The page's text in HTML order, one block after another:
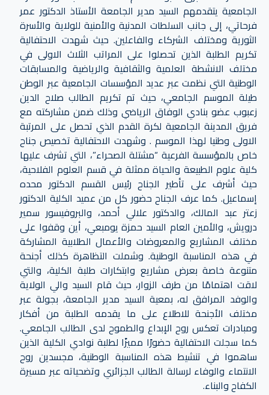
الجامعية يتقدمهم السيد مدير الجامعة الأستاذ الدكتور عمر
فرحاتي، إلى جانب السلطات المدنية والأمنية للولاية والأسرة
الثورية ومختلف الشركاء والفاعلين. حيث شهدت الاحتفالية
تكريم الطلبة الذين تحصلوا على المراتب الثلاث الاولى في
مختلف الانشطة العلمية والثقافية والرياضية والمسابقات
الوطنية التي نظمت عبر عديد المؤسسات الجامعية عبر الوطن
طيلة الموسم الجامعي، حيث تم تكريم الطالب صلاح الدين
زعبوب عضو بنادي الوفاق الرياضي وذلك ضمن مشاركته مع
فريق المدينة الجامعية لكرة القدم الذي تحصل على المرتبة
الاولى وطنيا لهذا الموسم . وشهدت الاحتفالية تخصيص جناح
خاص بالمؤسسة الفرعية “مشتلة الصحراء”، التي تشرف عليها
كلية علوم الطبيعة والحياة ممثلة في قسم العلوم الفلاحية،
حيث أشرف على تأطير الجناح رئيس القسم الدكتور محده
إسماعيل. كما عرف الجناح حضور كل من عميد الكلية الدكتور
زعتر عبد المالك، والدكتور علالي أحمد، والبروفيسور سمير
درويش، والأمين العام السيد حمزة يومبعي، أين وقفوا على
مختلف المشاريع والمعروضات والأعمال الطلابية المشاركة
في هذه المناسبة الوطنية. وشملت التظاهرة كذلك أجنحة
متنوعة خاصة بعرض مشاريع وابتكارات طلبة الكلية، والتي
لاقت اهتمامًا من طرف الزوار، حيث قام السيد والي الولاية
والوفد المرافق له، بمعية السيد مدير الجامعة، بجولة عبر
مختلف الأجنحة للاطلاع على ما يقدمه الطلبة من أفكار
ومبادرات تعكس روح الإبداع والطموح لدى الطالب الجامعي.
كما سجلت الاحتفالية حضورًا مميزًا لطلبة نوادي الكلية الذين
ساهموا في تنشيط هذه المناسبة الوطنية، مجسدين روح
الانتماء والوفاء لرسالة الطالب الجزائري وتضحياته عبر مسيرة
الكفاح والبناء.